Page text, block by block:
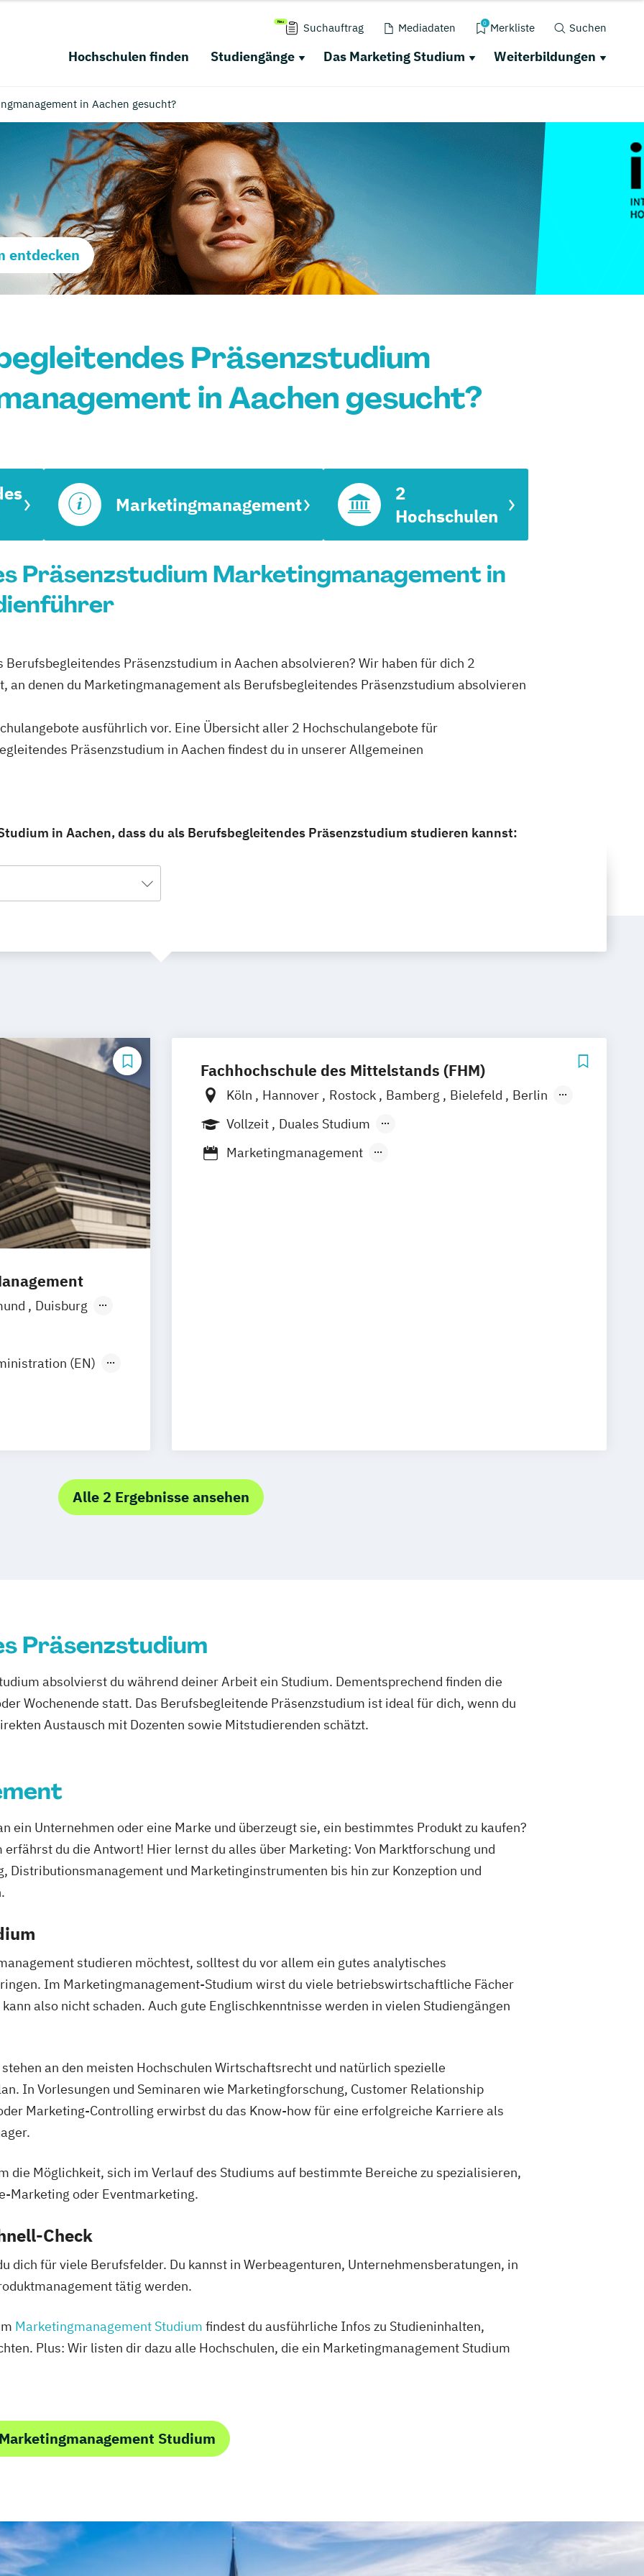
Suchauftrag Mediadaten 0 Merkliste Suchen
Hochschulen finden Studiengänge Das Marketing Studium Weiterbildungen
in Aachen gesucht?
entdecken
Präsenzstudium
in Aachen gesucht?
Marketingmanagement
2
Hochschulen
Präsenzstudium Marketingmanagement in
Präsenzstudium in Aachen absolvieren? Wir haben für dich 2
an denen du Marketingmanagement als Berufsbegleitendes Präsenzstudium absolvieren
ausführlich vor. Eine Übersicht aller 2 Hochschulangebote für
Präsenzstudium in Aachen findest du in unserer Allgemeinen
in Aachen, dass du als Berufsbegleitendes Präsenzstudium studieren kannst:
Duisburg
(EN)
Fachhochschule des Mittelstands (FHM)
Köln Hannover Rostock Bamberg Bielefeld
Berlin
Düren
Frechen Waldshut
Vollzeit
Duales Studium
Berufsbegleitendes Präsenzstudium
Marketingmanagement
Alle 2 Ergebnisse ansehen
Präsenzstudium
absolvierst du während deiner Arbeit ein Studium. Dementsprechend finden die
Wochenende statt. Das Berufsbegleitende Präsenzstudium ist ideal für dich, wenn du
Austausch mit Dozenten sowie Mitstudierenden schätzt.
ein Unternehmen oder eine Marke und überzeugt sie, ein bestimmtes Produkt zu kaufen?
du die Antwort! Hier lernst du alles über Marketing: Von Marktforschung und
Distributionsmanagement und Marketinginstrumenten bis hin zur Konzeption und
studieren möchtest, solltest du vor allem ein gutes analytisches
Im Marketingmanagement-Studium wirst du viele betriebswirtschaftliche Fächer
also nicht schaden. Auch gute Englischkenntnisse werden in vielen Studiengängen
stehen an den meisten Hochschulen Wirtschaftsrecht und natürlich spezielle
In Vorlesungen und Seminaren wie Marketingforschung, Customer Relationship
Marketing-Controlling erwirbst du das Know-how für eine erfolgreiche Karriere als
die Möglichkeit, sich im Verlauf des Studiums auf bestimmte Bereiche zu spezialisieren,
Marketing oder Eventmarketing.
Check
dich für viele Berufsfelder. Du kannst in Werbeagenturen, Unternehmensberatungen, in
tätig werden.
Marketingmanagement Studium findest du ausführliche Infos zu Studieninhalten,
Plus: Wir listen dir dazu alle Hochschulen, die ein Marketingmanagement Studium
Studium